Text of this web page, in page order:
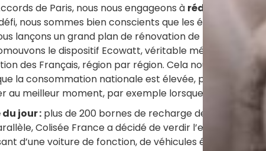
de Paris, nous nous engageons à réduire de 60
nous sommes bien conscients que les écogestes du
lançons un grand plan de rénovation de nos
le dispositif Ecowatt, véritable météo de
des Français, région par région. Cela nous
la consommation nationale est élevée, par exemple
au meilleur moment, par exemple lorsque la
jour : plus de 200 bornes de recharge de voiture
Colisée France a décidé de verdir l’ensemble de
d’une voiture de fonction, de véhicules électriques.